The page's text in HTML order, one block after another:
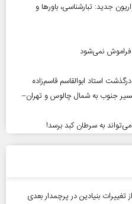
جدید: تبارشناسی، باور‌ها و
فراموش نمی‌شود
استاد ابوالقاسم قاسم‌زاده
جنوب به شمال چالوس و تهران–
به سرطان کبد برسد!
از تغییرات بنیادین در پرچمدار بعدی